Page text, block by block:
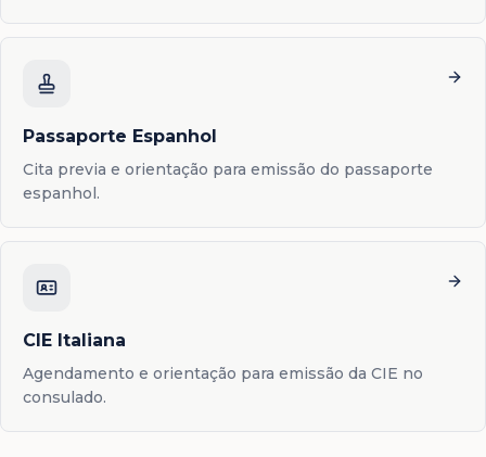
Passaporte Espanhol
Cita previa e orientação para emissão do passaporte
espanhol.
CIE Italiana
Agendamento e orientação para emissão da CIE no
consulado.